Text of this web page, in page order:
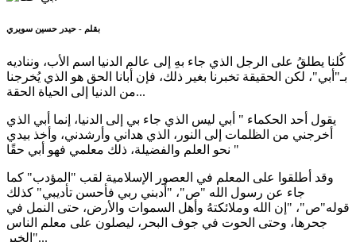
بقلم - حيدر حسين سويري
كُلنا يطلقُ على الرجل الذي جاء بهِ إلى عالم الدنيا اسم الأب، ونناديه
بـ"أبي"، لكن الحقيقة تخبرنا بغير ذلك، فإن أبانا الحق هو الذي يُخرجنا
من الدنيا إلى الحياة الحقة...
يقول أحد الحكماء " أبي ليس الذي جاء بي إلى الدنيا، إنما أبي الذي
أخرجني من الظلمات إلى النور، الذي هداني وأرشدني، وأخذ بيدي
نحو العلم والفضيلة، ذلك معلمي فهو أبي حقًا "
وقد أطلقوا على المعلم في العصور الإسلامية لقب "المؤدب" كما
جاء عن رسول الله "ص"، "أدبني ربي فأحسن تأديبي" كذلك
قوله"ص"، "إن الله وملائكتهُ وأهل السموات والأرض، حتى النمل في
جحرها، وحتى الحوت في جوف البحر، ليصلون على معلم الناس
الخير"...